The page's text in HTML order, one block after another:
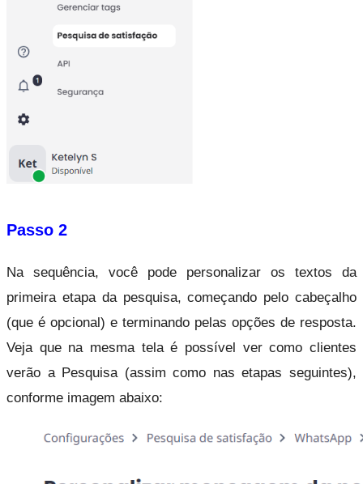
Passo 2
Na sequência, você pode personalizar os textos da
primeira etapa da pesquisa, começando pelo cabeçalho
(que é opcional) e terminando pelas opções de resposta.
Veja que na mesma tela é possível ver como clientes
verão a Pesquisa (assim como nas etapas seguintes),
conforme imagem abaixo: